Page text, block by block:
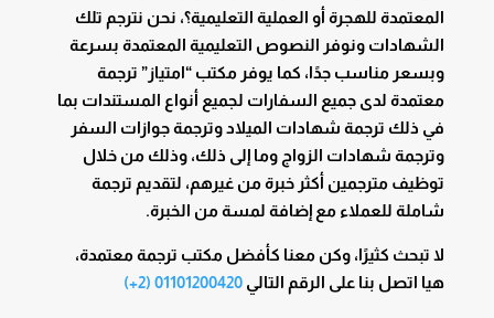
المعتمدة للهجرة أو العملية التعليمية؟، نحن نترجم تلك
الشهادات ونوفر النصوص التعليمية المعتمدة بسرعة
وبسعر مناسب جدًا، كما يوفر مكتب “امتياز” ترجمة
معتمدة لدى جميع السفارات لجميع أنواع المستندات بما
في ذلك ترجمة شهادات الميلاد وترجمة جوازات السفر
وترجمة شهادات الزواج وما إلى ذلك، وذلك من خلال
توظيف مترجمين أكثر خبرة من غيرهم، لتقديم ترجمة
شاملة للعملاء مع إضافة لمسة من الخبرة.
لا تبحث كثيرًا، وكن معنا كأفضل مكتب ترجمة معتمدة،
هيا اتصل بنا على الرقم التالي 01101200420 (2+)